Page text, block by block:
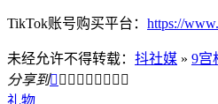
TikTok账号购买平台： https://
未经允许不得转载： 抖社媒 » 9宫
分享到        
礼物